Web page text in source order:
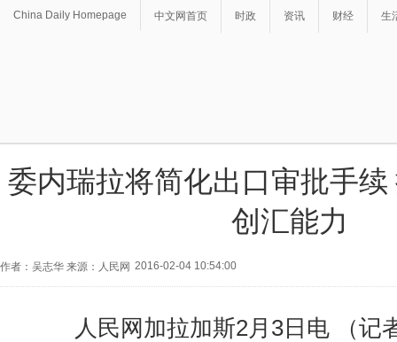
China Daily Homepage 中文网首页 时政 资讯 财经 生
委内瑞拉将简化出口审批手
创汇能力
作者：吴志华 来源：人民网 2016-02-04 10:54:00
人民网加拉加斯2月3日电 （记